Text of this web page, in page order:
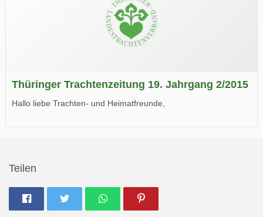
Thüringer Trachtenzeitung 19. Jahrgang 2/2015
Hallo liebe Trachten- und Heimatfreunde,
Teilen